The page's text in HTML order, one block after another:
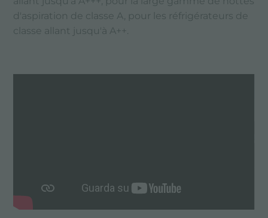
d'aspiration de classe A, pour les réfrigérateurs de
classe allant jusqu'à A++.